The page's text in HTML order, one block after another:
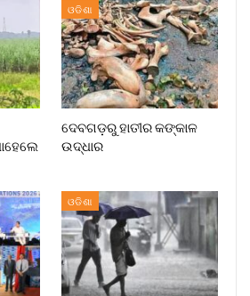
ଓଡିଶା
ଦେବଗଡ଼ରୁ ହାତୀର କଙ୍କାଳ
ଉଦ୍ଧାର
ଓଡିଶା